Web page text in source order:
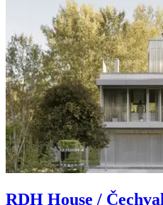
RDH House /